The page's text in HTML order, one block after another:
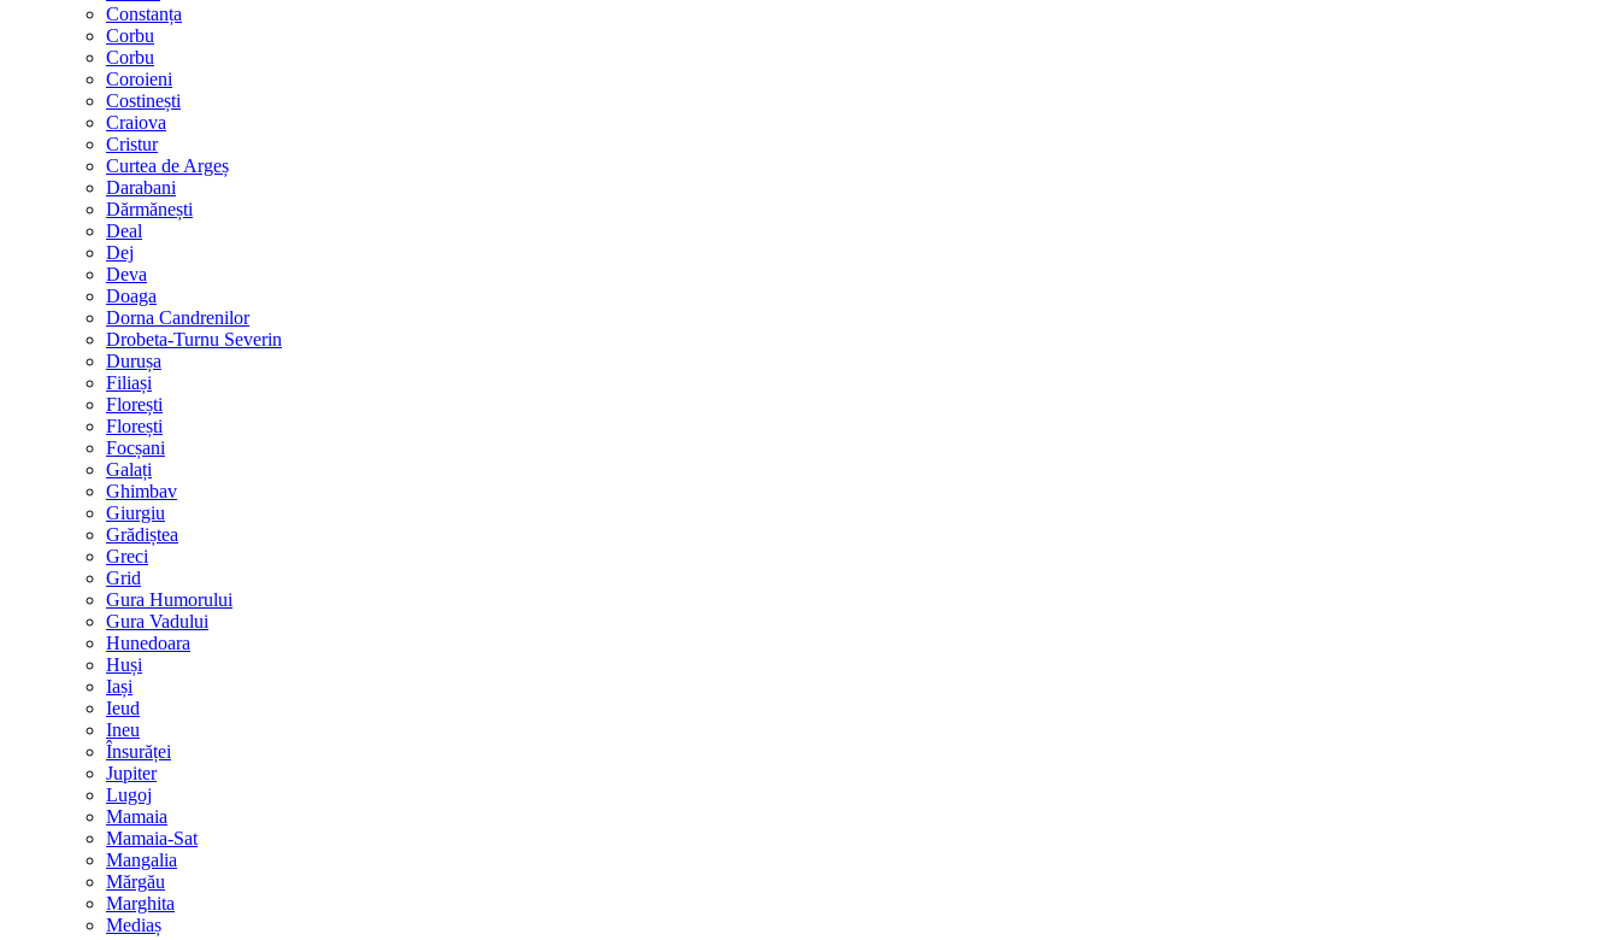
Constanța
Corbu
Corbu
Coroieni
Costinești
Craiova
Cristur
Curtea de Argeș
Darabani
Dărmănești
Deal
Dej
Deva
Doaga
Dorna Candrenilor
Drobeta-Turnu Severin
Durușa
Filiași
Florești
Florești
Focșani
Galați
Ghimbav
Giurgiu
Grădiștea
Greci
Grid
Gura Humorului
Gura Vadului
Hunedoara
Huși
Iași
Ieud
Ineu
Însurăței
Jupiter
Lugoj
Mamaia
Mamaia-Sat
Mangalia
Mărgău
Marghita
Mediaș